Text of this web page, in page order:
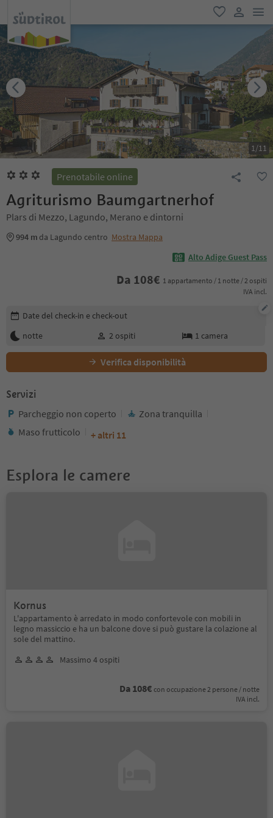
favoriti
user link
1/11
Prenotabile online
Agriturismo Baumgartnerhof
Plars di Mezzo, Lagundo, Merano e dintorni
994 m da Lagundo centro Mostra Mappa
Alto Adige Guest Pass
Da 108€ 1 appartamento / 1 notte / 2 ospiti
IVA incl.
Modifica i dettagli della prenotazione
Date del check-in e check-out
notte
2 ospiti 1 camera
Verifica disponibilità
Servizi
Parcheggio non coperto
Zona tranquilla
Maso frutticolo
+ altri 11
Esplora le camere
Kornus
L'appartamento è arredato in modo confortevole con mobili in
legno massiccio e ha un balcone dove si può gustare la colazione al
sole del mattino.
Massimo 4 ospiti
Da 108€ con occupazione 2 persone / notte
IVA incl.